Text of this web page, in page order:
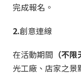
完成報名。
2.創意連線
在活動期間 （不限
光工廠、店家之景